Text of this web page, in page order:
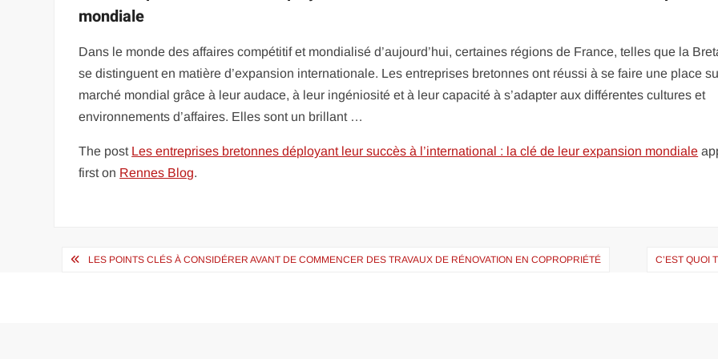
mondiale
Dans le monde des affaires compétitif et mondialisé d’aujourd’hui, certaines régions de France, telles que la
se distinguent en matière d’expansion internationale. Les entreprises bretonnes ont réussi à se faire une place
marché mondial grâce à leur audace, à leur ingéniosité et à leur capacité à s’adapter aux différentes cultures et
environnements d’affaires. Elles sont un brillant …
The post Les entreprises bretonnes déployant leur succès à l’international : la clé de leur expansion mondiale
first on Rennes Blog.
Navigation
LES POINTS CLÉS À CONSIDÉRER AVANT DE COMMENCER DES TRAVAUX DE RÉNOVATION EN COPROPRIÉTÉ C’EST QUOI